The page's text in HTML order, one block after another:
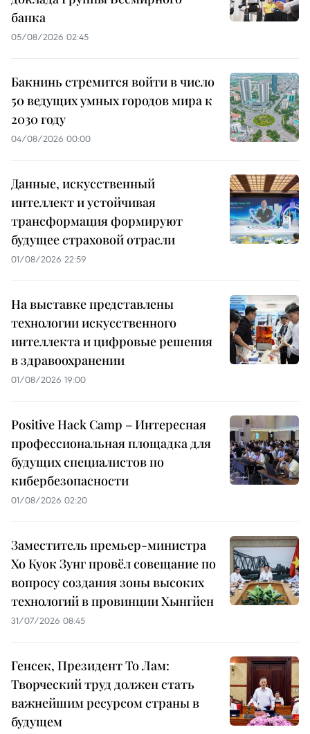
банка
05/08/2026 02:45
Бакнинь стремится войти в число
50 ведущих умных городов мира к
2030 году
04/08/2026 00:00
Данные, искусственный
интеллект и устойчивая
трансформация формируют
будущее страховой отрасли
01/08/2026 22:59
На выставке представлены
технологии искусственного
интеллекта и цифровые решения
в здравоохранении
01/08/2026 19:00
Positive Hack Camp – Интересная
профессиональная площадка для
будущих специалистов по
кибербезопасности
01/08/2026 02:20
Заместитель премьер-министра
Хо Куок Зунг провёл совещание по
вопросу создания зоны высоких
технологий в провинции Хынгйен
31/07/2026 08:45
Генсек, Президент То Лам:
Творческий труд должен стать
важнейшим ресурсом страны в
будущем